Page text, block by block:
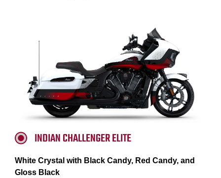
INDIAN CHALLENGER ELITE
White Crystal with Black Candy, Red Candy, and
Gloss Black